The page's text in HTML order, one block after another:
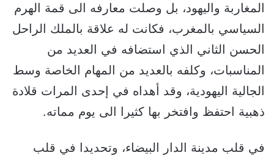
المغاربة واليهود، بل وصلت معارفه الى قمة الهرم
السياسي بالمغرب، فكانت له علاقة بالملك الراحل
الحسن الثاني الذي استضافه في العديد من
المناسبات، وكلفه بالعديد من المهام الخاصة وسط
الجالية اليهودية، وقد أهداه في إحدى المرات قلادة
ذهبية احتفظ وافتخر بها كثيرا الى يوم مماته.
في قلب مدينة الدار البيضاء، وتحديدا في قلب